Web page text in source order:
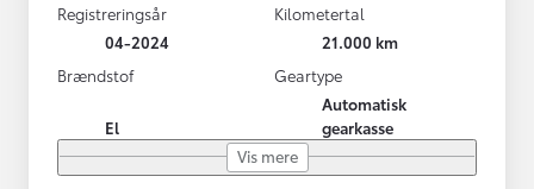
Registreringsår
04-2024
Kilometertal
21.000 km
Brændstof
El
Geartype
Automatisk
gearkasse
Vis mere